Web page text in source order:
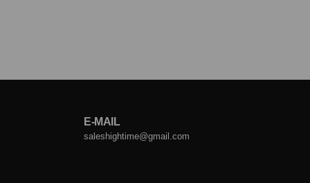
E-MAIL
saleshightime@gmail.com